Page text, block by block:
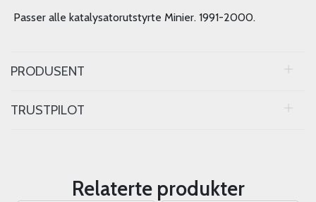
Passer alle katalysatorutstyrte Minier. 1991-2000.
PRODUSENT
TRUSTPILOT
Relaterte produkter